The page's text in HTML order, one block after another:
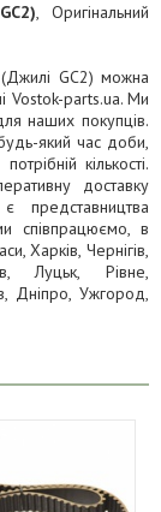
, Оригінальний
GC2) можна
Vostok-parts.ua. Ми
наших покупців.
який час доби,
кількості.
доставку
співпрацюємо, в
Харків, Чернігів,
Луцьк, Рівне,
Дніпро, Ужгород,